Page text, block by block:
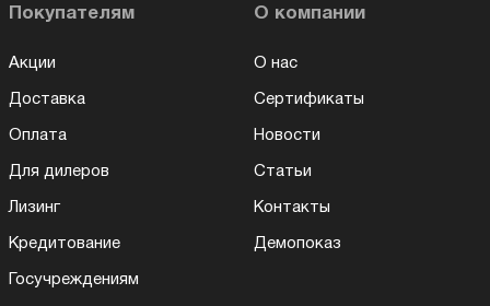
Покупателям
Акции
Доставка
Оплата
Для дилеров
Лизинг
Кредитование
Госучреждениям
О компании
О нас
Сертификаты
Новости
Статьи
Контакты
Демопоказ